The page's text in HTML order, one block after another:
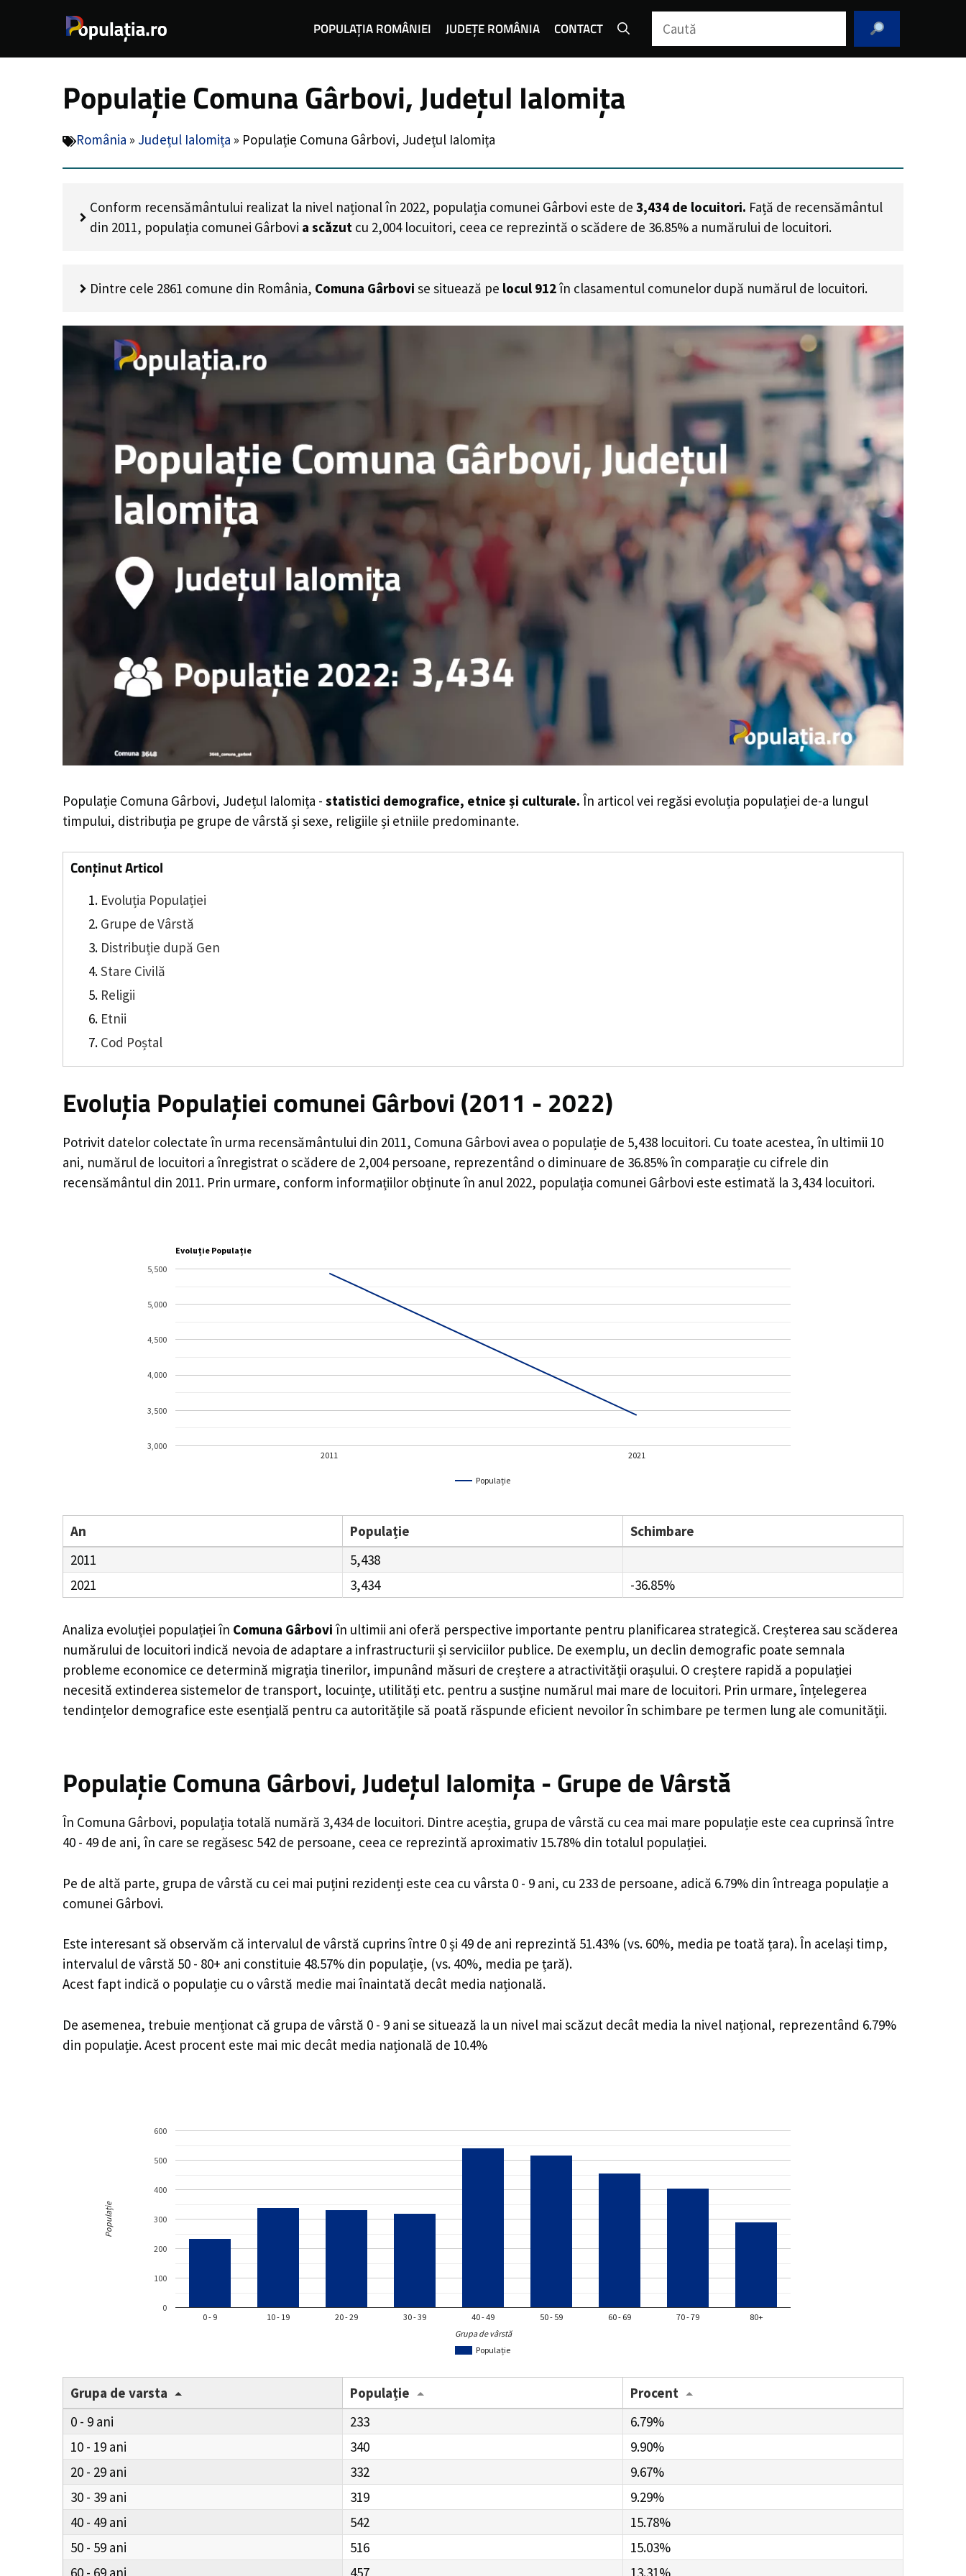
POPULAȚIA ROMÂNIEI JUDEȚE ROMÂNIA CONTACT Caută
Populație Comuna Gârbovi, Județul Ialomița
România » Județul Ialomița » Populație Comuna Gârbovi, Județul Ialomița
Conform recensământului realizat la nivel național în 2022, populația comunei Gârbovi este de 3,434 de locuitori. Față de recensământul
din 2011, populația comunei Gârbovi a scăzut cu 2,004locuitori, ceea ce reprezintă o scădere de 36.85% a numărului de locuitori.
Dintre cele 2861 comune din România, Comuna Gârbovi se situează pe locul 912în clasamentul comunelor după numărul de locuitori.
Populație Comuna Gârbovi, Județul Ialomița - statistici demografice, etnice și culturale. În articol vei regăsi evoluția populației de-a lungul
timpului, distribuția pe grupe de vârstă și sexe, religiile și etniile predominante.
Conținut Articol
Evoluția Populației
Grupe de Vârstă
Distribuție după Gen
Stare Civilă
Religii
Etnii
Cod Poștal
Evoluția Populației comunei Gârbovi (2011 - 2022)
Potrivit datelor colectate în urma recensământului din 2011, Comuna Gârbovi avea o populație de 5,438 locuitori. Cu toate acestea, în ultimii 10
ani, numărul de locuitori a înregistrat oscădere de 2,004persoane, reprezentând o diminuare de 36.85%în comparație cu cifrele din
recensământul din 2011. Prin urmare, conform informațiilor obținute în anul 2022, populația comunei Gârbovi este estimată la 3,434locuitori.
Evoluție Populație
Populație
2011 2021
3,000
3,500
4,000
4,500
5,000
5,500
An Populație
Schimbare
2011
5,438
2021
3,434 -36.85%
Analiza evoluției populației în Comuna Gârbovi în ultimii ani oferă perspective importante pentru planificarea strategică. Creșterea sau scăderea
numărului de locuitori indică nevoia de adaptare a infrastructurii și serviciilor publice. De exemplu, un declin demografic poate semnala
probleme economice ce determină migrația tinerilor, impunând măsuri de creștere a atractivității orașului. O creștere rapidă a populației
necesită extinderea sistemelor de transport, locuințe, utilități etc. pentru a susține numărul mai mare de locuitori. Prin urmare, înțelegerea
tendințelor demografice este esențială pentru ca autoritățile să poată răspunde eficient nevoilor în schimbare pe termen lung ale comunității.
Populație Comuna Gârbovi, Județul Ialomița - Grupe de Vârstă
În Comuna Gârbovi, populația totală numără 3,434 de locuitori. Dintre aceștia, grupa de vârstă cu cea mai mare populație este cea cuprinsă între
40 - 49 de ani, în care se regăsesc 542 de persoane, ceea ce reprezintă aproximativ 15.78% din totalul populației.
Pe de altă parte, grupa de vârstă cu cei mai puțini rezidenți este cea cu vârsta 0 - 9 ani, cu 233 de persoane, adică 6.79% din întreaga populație a
comunei Gârbovi.
Este interesant să observăm că intervalul de vârstă cuprins între 0 și 49 de ani reprezintă 51.43% (vs. 60%, media pe toată țara). În același timp,
intervalul de vârstă 50 - 80+ ani constituie 48.57% din populație, (vs. 40%, media pe țară).
Acest fapt indică o populație cu o vârstă medie mai înaintată decât media națională.
De asemenea, trebuie menționat că grupa de vârstă 0 - 9 ani se situează la un nivel mai scăzut decât media la nivel național, reprezentând 6.79%
din populație. Acest procent este mai mic decât media națională de 10.4%
Populație
0 - 9 10 - 19 20 - 29 30 - 39 40 - 49 50 - 59 60 - 69 70 - 79 80+
0
100
200
300
400
500
600
Grupa de vârstă
Populație
Grupa de varsta Populație
Procent
0 - 9
233
6.79%
10 - 19
340
9.90%
20 - 29
332
9.67%
30 - 39
319
9.29%
40 - 49
542
15.78%
50 - 59
516
15.03%